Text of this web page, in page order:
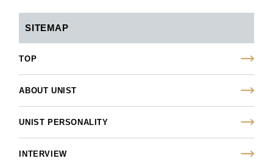
SITEMAP
TOP
ABOUT UNIST
UNIST PERSONALITY
INTERVIEW